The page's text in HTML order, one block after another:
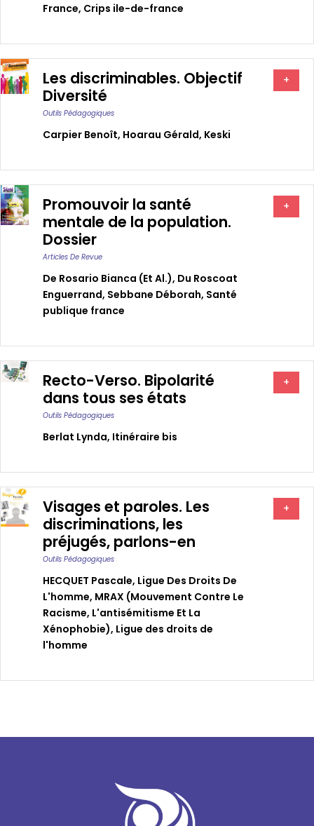
France, Crips ile-de-france
Les discriminables. Objectif
Diversité
Outils Pédagogiques
Carpier Benoît, Hoarau Gérald, Keski
+
Promouvoir la santé
mentale de la population.
Dossier
Articles De Revue
De Rosario Bianca (et Al.), Du Roscoat
Enguerrand, Sebbane Déborah, Santé
publique france
+
Recto-Verso. Bipolarité
dans tous ses états
Outils Pédagogiques
Berlat Lynda, Itinéraire bis
+
Visages et paroles. Les
discriminations, les
préjugés, parlons-en
Outils Pédagogiques
HECQUET Pascale, Ligue Des Droits De
L'homme, MRAX (Mouvement Contre Le
Racisme, L'antisémitisme Et La
Xénophobie), Ligue des droits de
l'homme
+